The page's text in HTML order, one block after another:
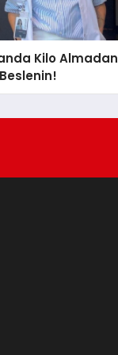
Kilo Almadan
Beslenin!